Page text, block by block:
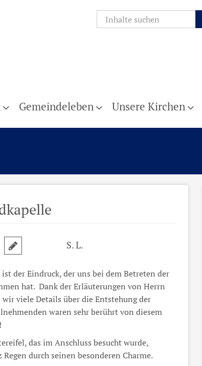
Gemeindeleben Unsere Kirchen
S. L.
der Eindruck, der uns bei dem Betreten der
hat. Dank der Erläuterungen von Herrn
viele Details über die Entstehung der
waren sehr berührt von diesem
das im Anschluss besucht wurde,
durch seinen besonderen Charme.